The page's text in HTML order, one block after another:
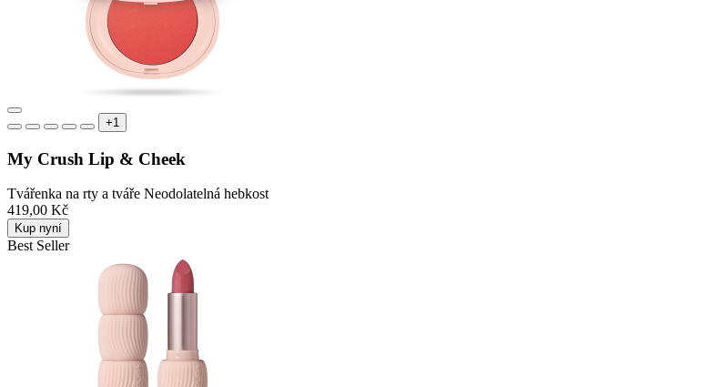
+1
My Crush Lip & Cheek
Tvářenka na rty a tváře Neodolatelná hebkost
419,00 Kč
Kup nyní
Best Seller